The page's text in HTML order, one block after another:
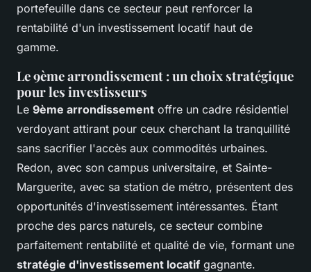
portefeuille dans ce secteur peut renforcer la
rentabilité d'un investissement locatif haut de
gamme.
Le 9ème arrondissement : un choix stratégique
pour les investisseurs
Le 9ème arrondissement offre un cadre résidentiel
verdoyant attirant pour ceux cherchant la tranquillité
sans sacrifier l'accès aux commodités urbaines.
Redon, avec son campus universitaire, et Sainte-
Marguerite, avec sa station de métro, présentent des
opportunités d'investissement intéressantes. Étant
proche des parcs naturels, ce secteur combine
parfaitement rentabilité et qualité de vie, formant une
stratégie d'investissement locatif gagnante.